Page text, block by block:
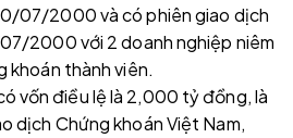
07/2000 và có phiên giao dịch
2000 với 2 doanh nghiệp niêm
khoán thành viên.
vốn điều lệ là 2,000 tỷ đồng, là
dịch Chứng khoán Việt Nam,